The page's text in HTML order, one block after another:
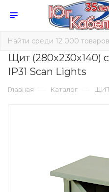
Щит (280х230х140)
IP31 Scan Lights
Главная — Каталог —